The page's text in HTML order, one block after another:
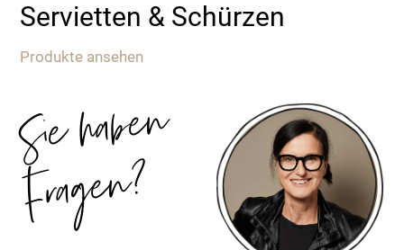
Servietten & Schürzen
Produkte ansehen
Sie
ha
be
n
Fra
ge
n?